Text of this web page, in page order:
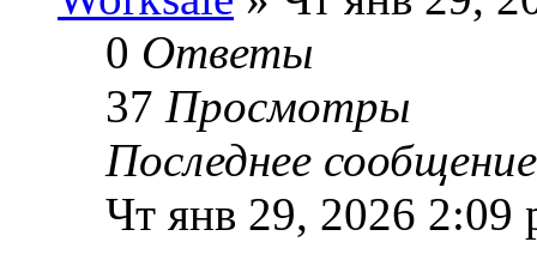
0 Ответы
37 Просмотры
Последнее
Чт янв 29, 2026 2:09